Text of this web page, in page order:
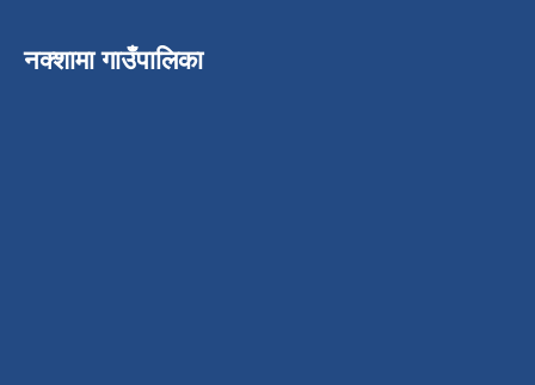
नक्शामा गाउँपालिका